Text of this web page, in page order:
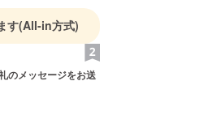
す(All-in方式)
のメッセージをお送